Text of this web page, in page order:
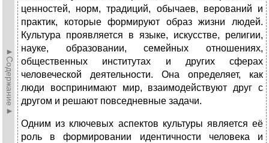
►Содержание►
ценностей, норм, традиций, обычаев, верований и
практик, которые формируют образ жизни людей.
Культура проявляется в языке, искусстве, религии,
науке, образовании, семейных отношениях,
общественных институтах и других сферах
человеческой деятельности. Она определяет, как
люди воспринимают мир, взаимодействуют друг с
другом и решают повседневные задачи.
Одним из ключевых аспектов культуры является её
роль в формировании идентичности человека и